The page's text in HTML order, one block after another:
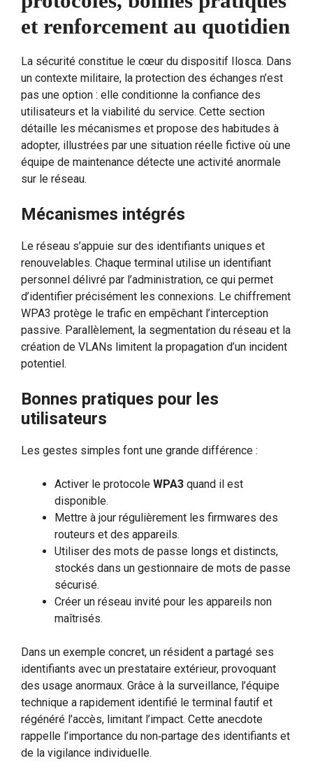
et renforcement au quotidien
La sécurité constitue le cœur du dispositif Ilosca. Dans
un contexte militaire, la protection des échanges n’est
pas une option : elle conditionne la confiance des
utilisateurs et la viabilité du service. Cette section
détaille les mécanismes et propose des habitudes à
adopter, illustrées par une situation réelle fictive où une
équipe de maintenance détecte une activité anormale
sur le réseau.
Mécanismes intégrés
Le réseau s’appuie sur des identifiants uniques et
renouvelables. Chaque terminal utilise un identifiant
personnel délivré par l’administration, ce qui permet
d’identifier précisément les connexions. Le chiffrement
WPA3 protège le trafic en empêchant l’interception
passive. Parallèlement, la segmentation du réseau et la
création de VLANs limitent la propagation d’un incident
potentiel.
Bonnes pratiques pour les
utilisateurs
Les gestes simples font une grande différence :
Activer le protocole WPA3 quand il est
disponible.
Mettre à jour régulièrement les firmwares des
routeurs et des appareils.
Utiliser des mots de passe longs et distincts,
stockés dans un gestionnaire de mots de passe
sécurisé.
Créer un réseau invité pour les appareils non
maîtrisés.
Dans un exemple concret, un résident a partagé ses
identifiants avec un prestataire extérieur, provoquant
des usage anormaux. Grâce à la surveillance, l’équipe
technique a rapidement identifié le terminal fautif et
régénéré l’accès, limitant l’impact. Cette anecdote
rappelle l’importance du non‑partage des identifiants et
de la vigilance individuelle.